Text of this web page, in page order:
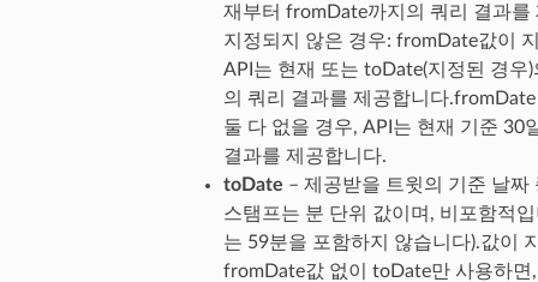
재부터 fromDate까지의 쿼리 결과를
지정되지 않은 경우: fromDate값이
API는 현재 또는 toDate(지정된 경우
의 쿼리 결과를 제공합니다
둘 다 없을 경우, API는 현재 기준 30
결과를 제공합니다.
toDate – 제공받을 트윗의 기준 날짜
스탬프는 분 단위 값이며, 비포함적
는 59분을 포함하지 않습니다).값이
fromDate값 없이 toDate만 사용하면